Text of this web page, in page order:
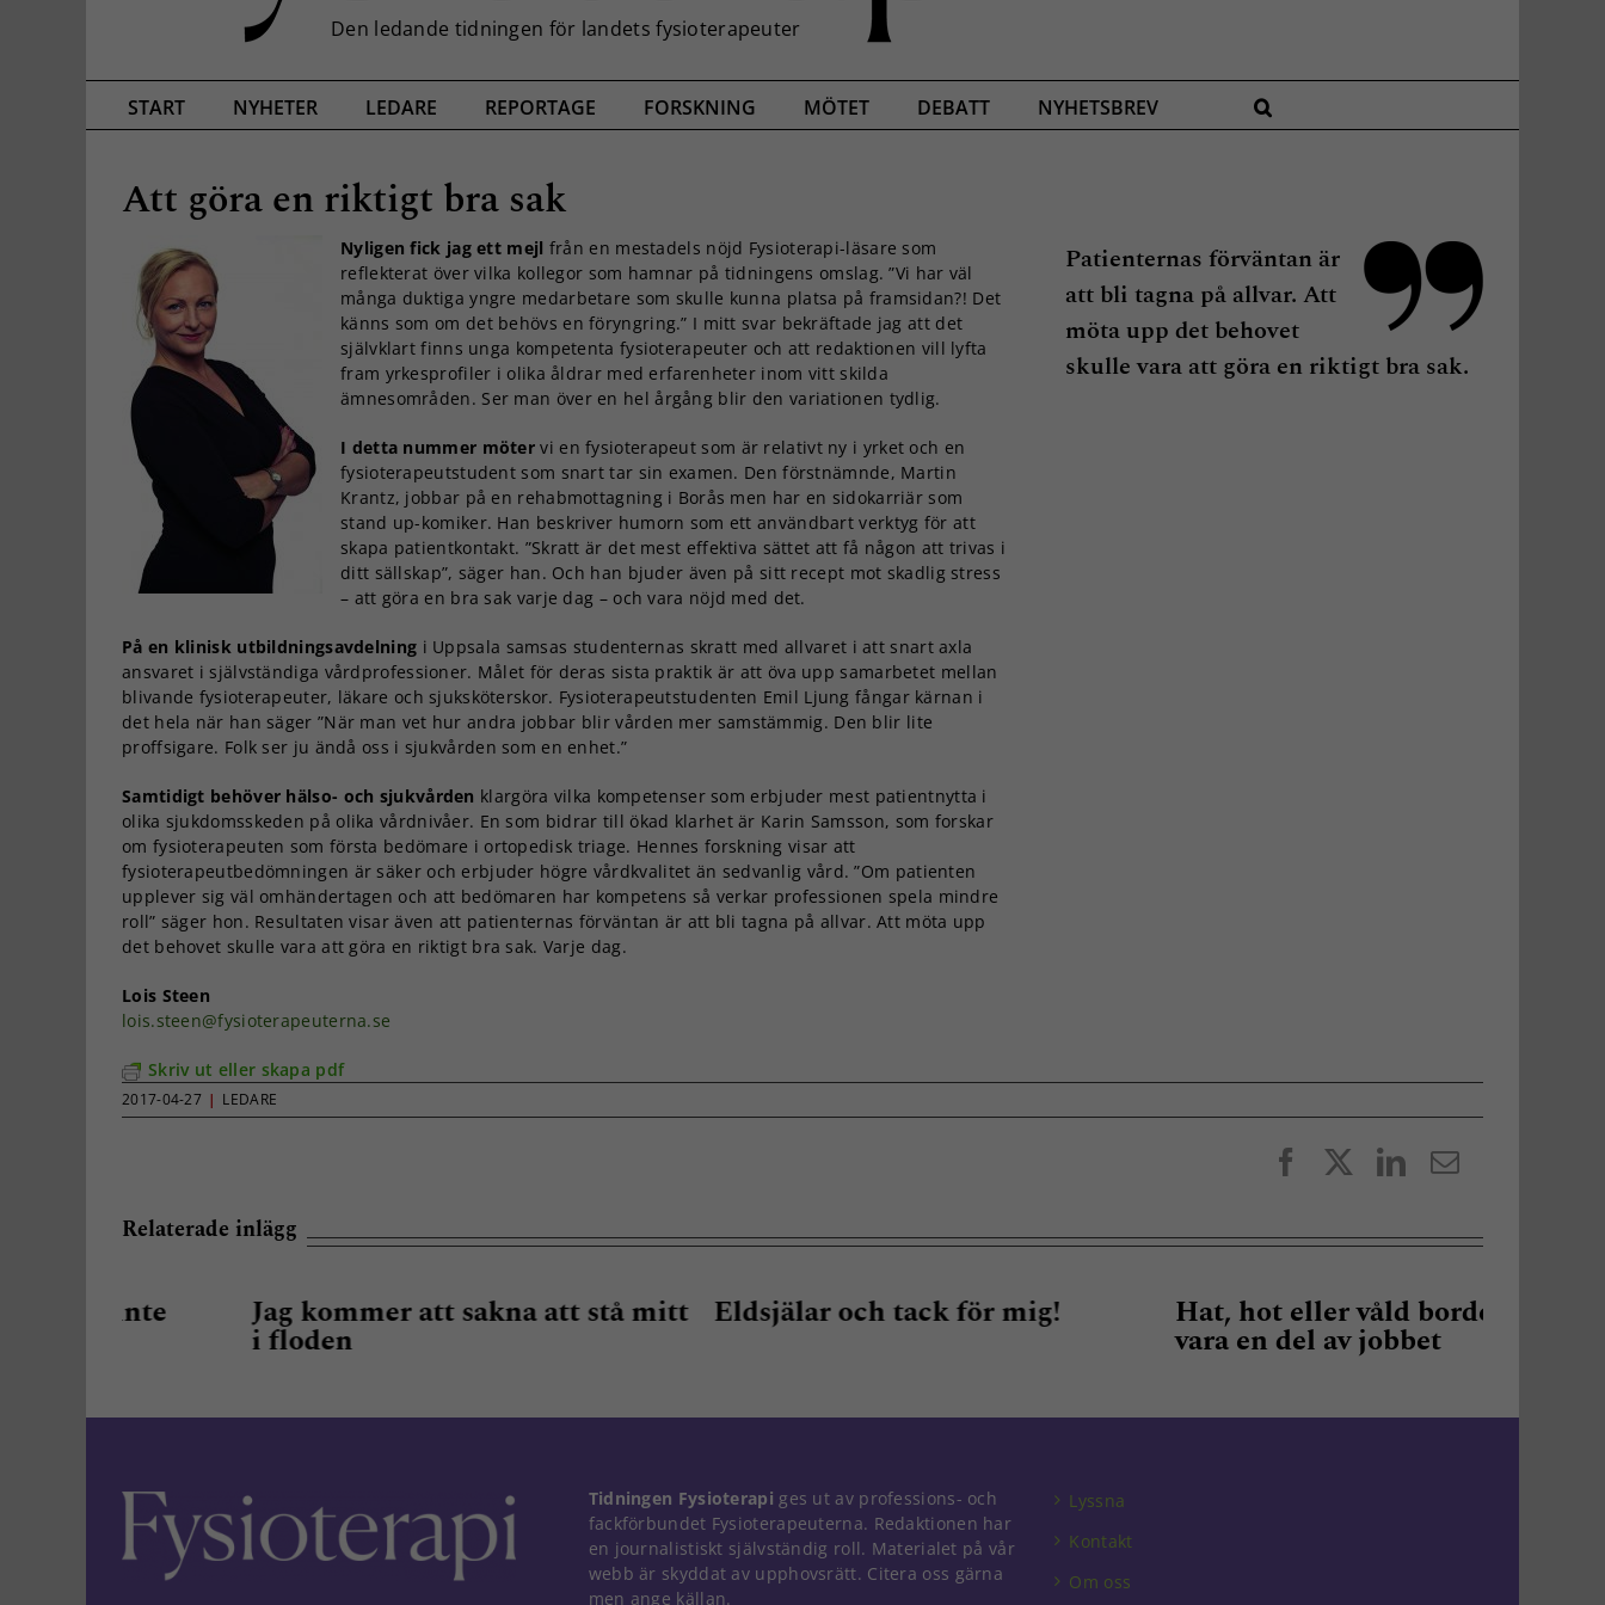
START NYHETER LEDARE REPORTAGE FORSKNING MÖTET DEBATT NYHETSBREV
Att göra en riktigt bra sak
Nyligen fick jag ett mejl från en mestadels nöjd Fysioterapi-läsare som
reflekterat över vilka kollegor som hamnar på tidningens omslag. ”Vi har väl
många duktiga yngre medarbetare som skulle kunna platsa på framsidan?! Det
känns som om det behövs en föryngring.” I mitt svar bekräftade jag att det
självklart finns unga kompetenta fysioterapeuter och att redaktionen vill lyfta
fram yrkesprofiler i olika åldrar med erfarenheter inom vitt skilda
ämnesområden. Ser man över en hel årgång blir den variationen tydlig.
I detta nummer möter vi en fysioterapeut som är relativt ny i yrket och en
fysioterapeutstudent som snart tar sin examen. Den förstnämnde, Martin
Krantz, jobbar på en rehabmottagning i Borås men har en sidokarriär som
stand up-komiker. Han beskriver humorn som ett användbart verktyg för att
skapa patientkontakt. ”Skratt är det mest effektiva sättet att få någon att trivas i
ditt sällskap”, säger han. Och han bjuder även på sitt recept mot skadlig stress
– att göra en bra sak varje dag – och vara nöjd med det.
På en klinisk utbildningsavdelning i Uppsala samsas studenternas skratt med allvaret i att snart axla
ansvaret i självständiga vårdprofessioner. Målet för deras sista praktik är att öva upp samarbetet mellan
blivande fysioterapeuter, läkare och sjuksköterskor. Fysioterapeutstudenten Emil Ljung fångar kärnan i
det hela när han säger ”När man vet hur andra jobbar blir vården mer samstämmig. Den blir lite
proffsigare. Folk ser ju ändå oss i sjukvården som en enhet.”
Samtidigt behöver hälso- och sjukvården klargöra vilka kompetenser som erbjuder mest patientnytta i
olika sjukdomsskeden på olika vårdnivåer. En som bidrar till ökad klarhet är Karin Samsson, som forskar
om fysioterapeuten som första bedömare i ortopedisk triage. Hennes forskning visar att
fysioterapeutbedömningen är säker och erbjuder högre vårdkvalitet än sedvanlig vård. ”Om patienten
upplever sig väl omhändertagen och att bedömaren har kompetens så verkar professionen spela mindre
roll” säger hon. Resultaten visar även att patienternas förväntan är att bli tagna på allvar. Att möta upp
det behovet skulle vara att göra en riktigt bra sak. Varje dag.
Patienternas förväntan är
att bli tagna på allvar. Att
möta upp det behovet
skulle vara att göra en riktigt bra sak.
Lois Steen
lois.steen@fysioterapeuterna.se
Skriv ut eller skapa pdf
2017-04-27 | LEDARE
FacebookLinkedIn
E-
Relaterade inlägg
Jag kommer att sakna att stå mitt Eldsjälar och tack för mig! Hat, hot eller våld borde inte
vara en del av jobbet
Tidningen Fysioterapi ges ut av professions- och
fackförbundet Fysioterapeuterna. Redaktionen har
en journalistiskt självständig roll. Materialet på vår
webb är skyddat av upphovsrätt. Citera oss gärna
men ange källan.
Lyssna
Kontakt
Om oss
behövs för
att hemsidan
över huvud
taget ska